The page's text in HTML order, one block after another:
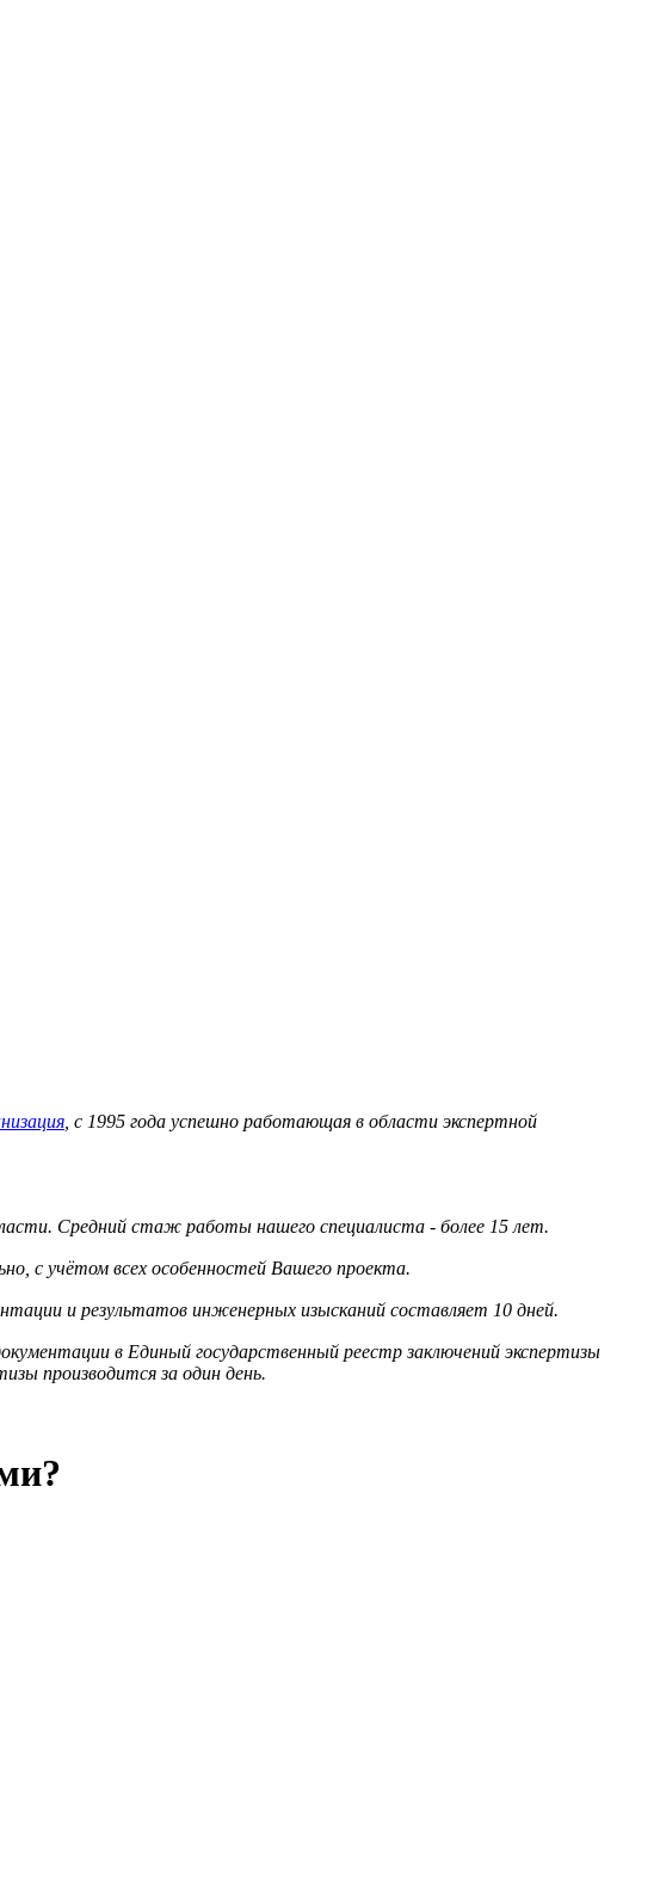
, с 1995 года успешно работающая в области экспертной
Средний стаж работы нашего специалиста - более 15 лет.
с учётом всех особенностей Вашего проекта.
и результатов инженерных изысканий составляет 10 дней.
в Единый государственный реестр заключений экспертизы
производится за один день.